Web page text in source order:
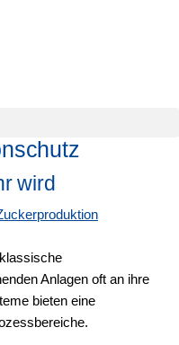
wird
Anlagen oft an ihre
bieten eine